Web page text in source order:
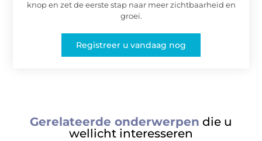
knop en zet de eerste stap naar meer zichtbaarheid en
groei.
Registreer u vandaag nog
Gerelateerde onderwerpen die u
wellicht interesseren